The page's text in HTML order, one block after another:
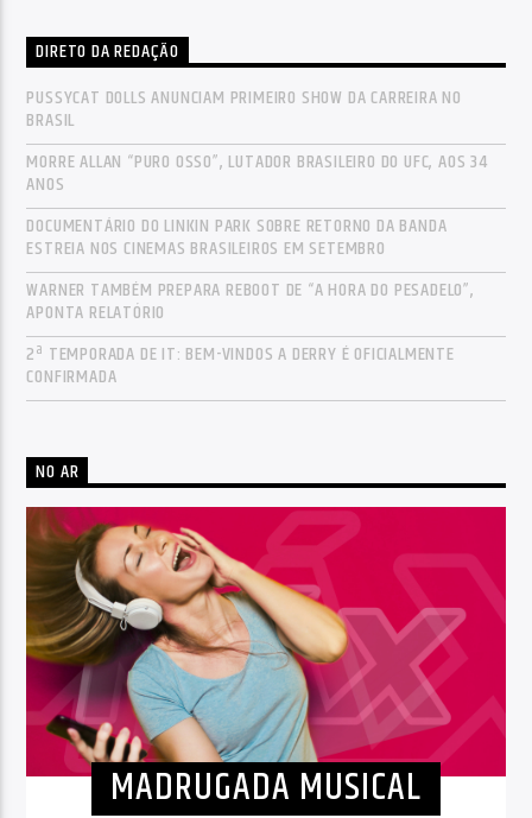
DIRETO DA REDAÇÃO
PUSSYCAT DOLLS ANUNCIAM PRIMEIRO SHOW DA CARREIRA NO
BRASIL
MORRE ALLAN “PURO OSSO”, LUTADOR BRASILEIRO DO UFC, AOS 34
ANOS
DOCUMENTÁRIO DO LINKIN PARK SOBRE RETORNO DA BANDA
ESTREIA NOS CINEMAS BRASILEIROS EM SETEMBRO
WARNER TAMBÉM PREPARA REBOOT DE “A HORA DO PESADELO”,
APONTA RELATÓRIO
2ª TEMPORADA DE IT: BEM-VINDOS A DERRY É OFICIALMENTE
CONFIRMADA
NO AR
MADRUGADA MUSICAL